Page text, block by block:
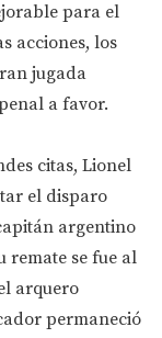
para el
acciones, los
jugada
a favor.
citas, Lionel
el disparo
argentino
remate se fue al
arquero
permaneció